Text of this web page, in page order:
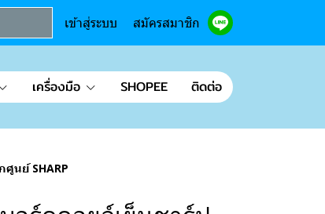
เข้าสู่ระบบ สมัครสมาชิก
เครื่องมือ SHOPEE ติดต่อ
ศูนย์ SHARP